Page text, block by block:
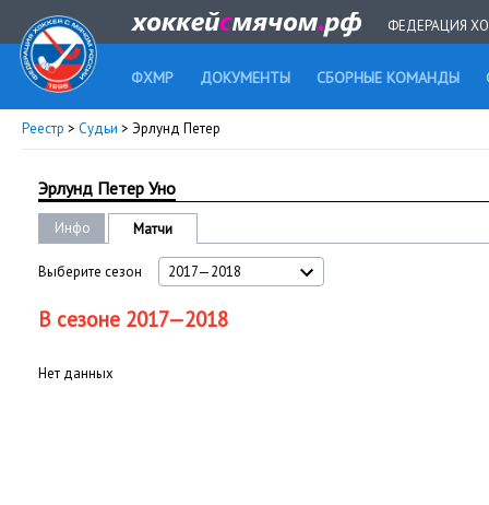
ФЕДЕРАЦИЯ
ФХМР ДОКУМЕНТЫ СБОРНЫЕ КОМАНДЫ
Реестр > Судьи > Эрлунд Петер
Эрлунд Петер Уно
Инфо Матчи
Выберите сезон 2017—2018
В сезоне 2017—2018
Нет данных